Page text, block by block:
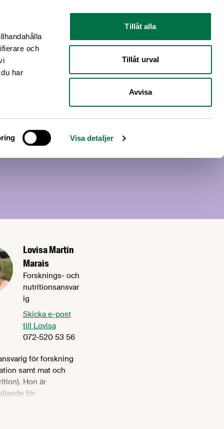
och
har
Visa detaljer
Tillåt alla
Tillåt urval
Avvisa
Lovisa Martin
Marais
Forsknings- och
nutritionsansvar
ig
Skicka e-post
till Lovisa
072-520 53 56
för forskning
samt mat och
Hon är
för
och